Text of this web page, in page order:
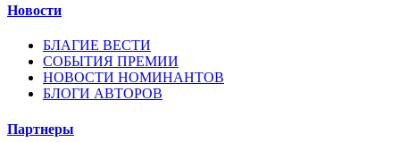
Новости
БЛАГИЕ ВЕСТИ
СОБЫТИЯ ПРЕМИИ
НОВОСТИ НОМИНАНТОВ
БЛОГИ АВТОРОВ
Партнеры